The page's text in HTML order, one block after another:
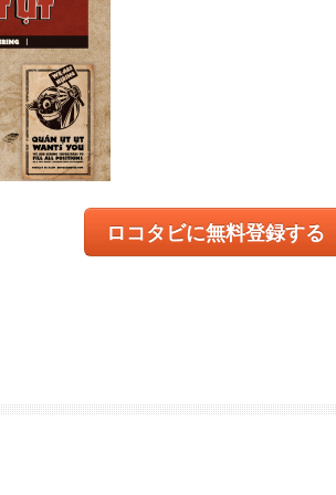
ロコタビに無料登録する